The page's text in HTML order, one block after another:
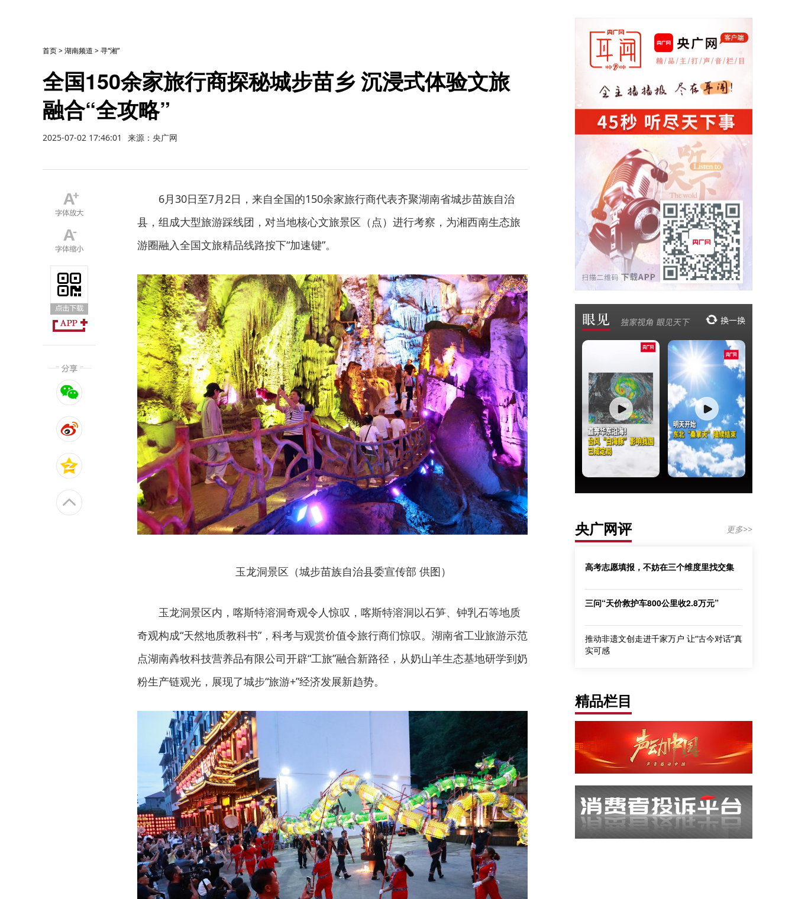
首页>湖南频道 >寻“湘”
全国150余家旅行商探秘城步苗乡 沉浸式体验文旅
融合“全攻略”
2025-07-02 17:46:01 来源：央广网
6月30日至7月2日，来自全国的150余家旅行商代表齐聚湖南省城步苗族自治
县，组成大型旅游踩线团，对当地核心文旅景区（点）进行考察，为湘西南生态旅
游圈融入全国文旅精品线路按下“加速键”。
玉龙洞景区（城步苗族自治县委宣传部 供图）
玉龙洞景区内，喀斯特溶洞奇观令人惊叹，喀斯特溶洞以石笋、钟乳石等地质
奇观构成“天然地质教科书”，科考与观赏价值令旅行商们惊叹。湖南省工业旅游示范
点湖南羴牧科技营养品有限公司开辟“工旅”融合新路径，从奶山羊生态基地研学到奶
粉生产链观光，展现了城步“旅游+”经济发展新趋势。
央广网评 更多>>
高考志愿填报，不妨在三个维度里找交集
三问“天价救护车800公里收2.8万元”
推动非遗文创走进千家万户 让“古今对话”真
实可感
精品栏目